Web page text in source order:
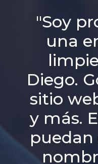
"Soy
una
Diego.
sitio
y más.